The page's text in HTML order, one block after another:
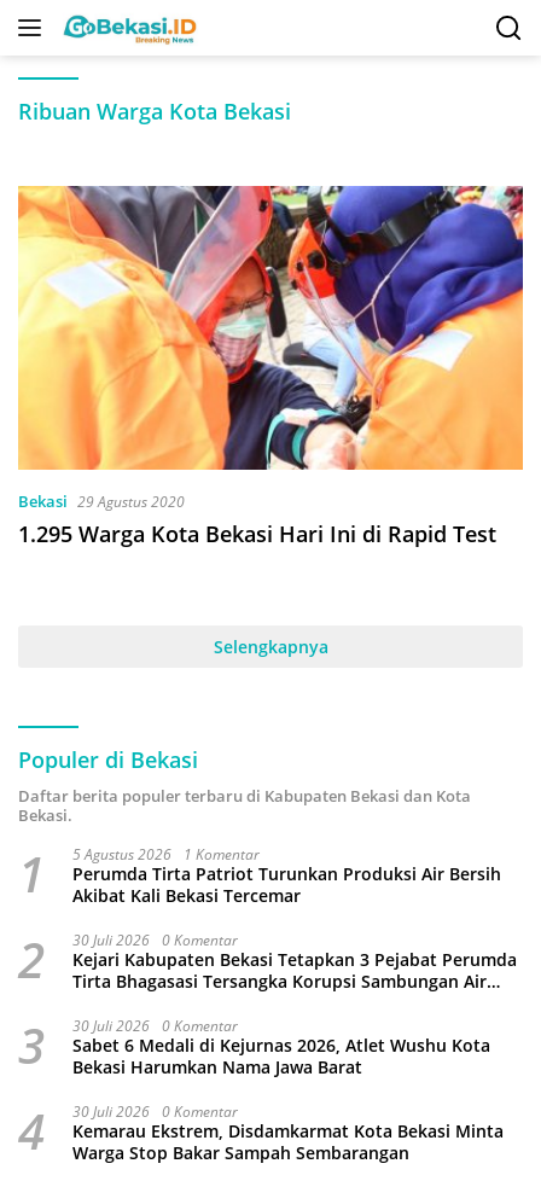
Langsung
Ribuan Warga Kota Bekasi
Bekasi 29 Agustus 2020
1.295 Warga Kota Bekasi Hari Ini di Rapid Test
Selengkapnya
Populer di Bekasi
Daftar berita populer terbaru di Kabupaten Bekasi dan Kota
Bekasi.
1 5 Agustus 2026 1 Komentar
Perumda Tirta Patriot Turunkan Produksi Air Bersih
Akibat Kali Bekasi Tercemar
2 30 Juli 2026 0 Komentar
Kejari Kabupaten Bekasi Tetapkan 3 Pejabat Perumda
Tirta Bhagasasi Tersangka Korupsi Sambungan Air
3 30 Juli 2026 0 Komentar
Sabet 6 Medali di Kejurnas 2026, Atlet Wushu Kota
Bekasi Harumkan Nama Jawa Barat
4 30 Juli 2026 0 Komentar
Kemarau Ekstrem, Disdamkarmat Kota Bekasi Minta
Warga Stop Bakar Sampah Sembarangan